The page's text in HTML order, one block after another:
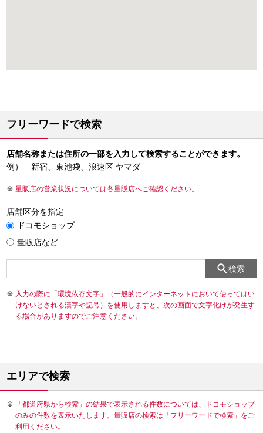
フリーワードで検索
店舗名称または住所の一部を入力して検索することができます。
例） 新宿、東池袋、浪速区 ヤマダ
量販店の営業状況については各量販店へご確認ください。
店舗区分を指定
ドコモショップ
量販店など
検索
入力の際に「環境依存文字」（一般的にインターネットにおいて使ってはい
けないとされる漢字や記号）を使用しますと、次の画面で文字化けが発生す
る場合がありますのでご注意ください。
エリアで検索
「都道府県から検索」の結果で表示される件数については、ドコモショップ
のみの件数を表示いたします。量販店の検索は「フリーワードで検索」をご
利用ください。